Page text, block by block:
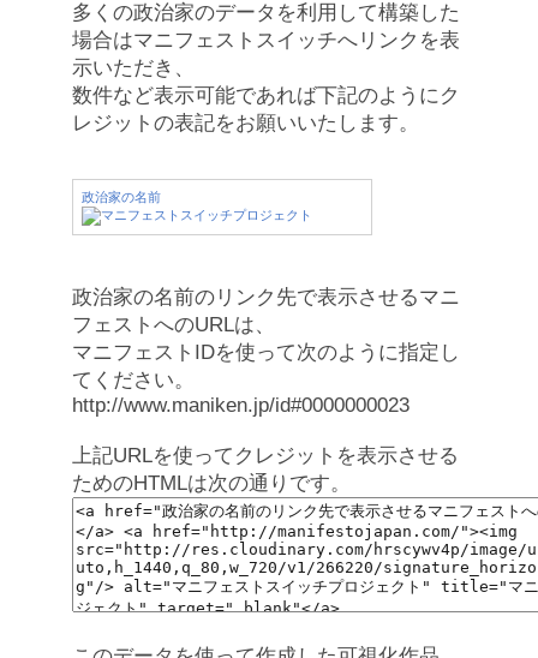
多くの政治家のデータを利用して構築した
場合はマニフェストスイッチへリンクを表
示いただき、
数件など表示可能であれば下記のようにク
レジットの表記をお願いいたします。
政治家の名前
政治家の名前のリンク先で表示させるマニ
フェストへのURLは、
マニフェストIDを使って次のように指定し
てください。
http://www.maniken.jp/id#0000000023
上記URLを使ってクレジットを表示させる
ためのHTMLは次の通りです。